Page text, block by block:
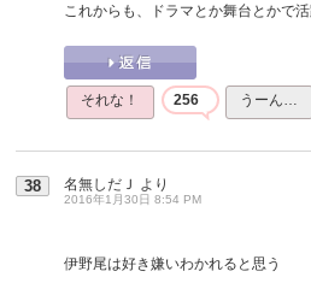
これからも、ドラマとか舞台とかで
それな！ 256 うーん…
38 名無しだＪ より
2016年1月30日 8:54 PM
伊野尾は好き嫌いわかれると思う